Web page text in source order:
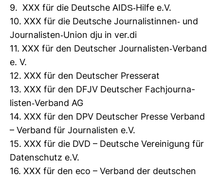
9. XXX für die Deut­sche AIDS-​Hilfe e.V.
10. XXX für die Deut­sche Jour­na­lis­tinnen-​ und
Jour­na­listen-​Union dju in ver.di
11. XXX für den Deut­scher Jour­na­listen-​Ver­band
e. V.
12. XXX für den Deut­scher Pres­serat
13. XXX für den DFJV Deut­scher Fach­jour­na­
listen-​Ver­band AG
14. XXX für den DPV Deut­scher Presse Ver­band
– Ver­band für Jour­na­listen e.V.
15. XXX für die DVD – Deut­sche Ver­ei­ni­gung für
Daten­schutz e.V.
16. XXX für den eco – Ver­band der deut­schen